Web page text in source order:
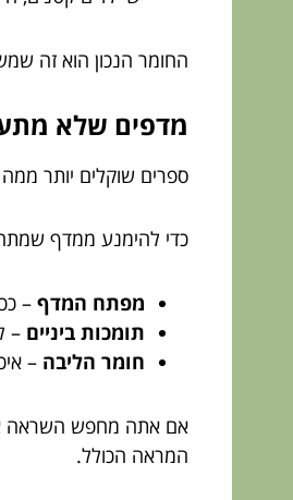
החומר הנכון הוא זה
מדפים שלא
ספרים שוקלים יותר
כדי להימנע ממדף
מפתח המדף –
תומכות ביניים –
חומר הליבה –
אם אתה מחפש השראה או
המראה הכולל.